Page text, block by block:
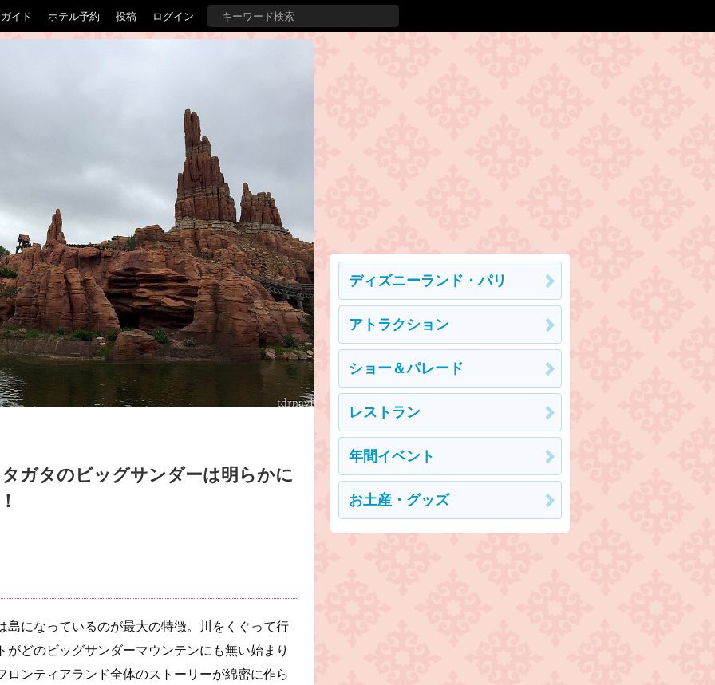
イド ホテル予約 投稿 ログイン
ガタのビッグサンダーは明らかに
島になっているのが最大の特徴。川をくぐって行
どのビッグサンダーマウンテンにも無い始まり
ンティアランド全体のストーリーが綿密に作ら
ディズニーランド・パリ
アトラクション
ショー＆パレード
レストラン
年間イベント
お土産・グッズ